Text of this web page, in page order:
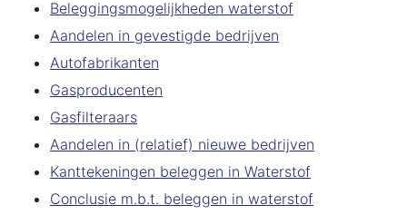
Beleggingsmogelijkheden waterstof
Aandelen in gevestigde bedrijven
Autofabrikanten
Gasproducenten
Gasfilteraars
Aandelen in (relatief) nieuwe bedrijven
Kanttekeningen beleggen in Waterstof
Conclusie m.b.t. beleggen in waterstof